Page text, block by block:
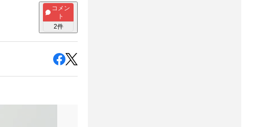
コメン
ト
2件